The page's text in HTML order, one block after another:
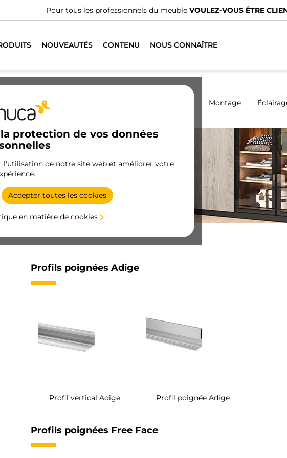
Nous avons des distributeurs spécialisés.TROUVER LE PLUS
NOUVEAUTÉS CONTENU NOUS CONNAÎTRE
protection de vos données
l'utilisation de notre site web et améliorer votre
Accepter toutes les cookies
en matière de cookies
Charnières Montage
portes
bois d'Emuca :
pour armoires,
style.
Profils poignées Adige
Profil vertical Adige Profil poignée Adige
Profils poignées Free Face